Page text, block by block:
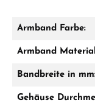
Armband Farbe:
Armband
Bandbreite in
Gehäuse